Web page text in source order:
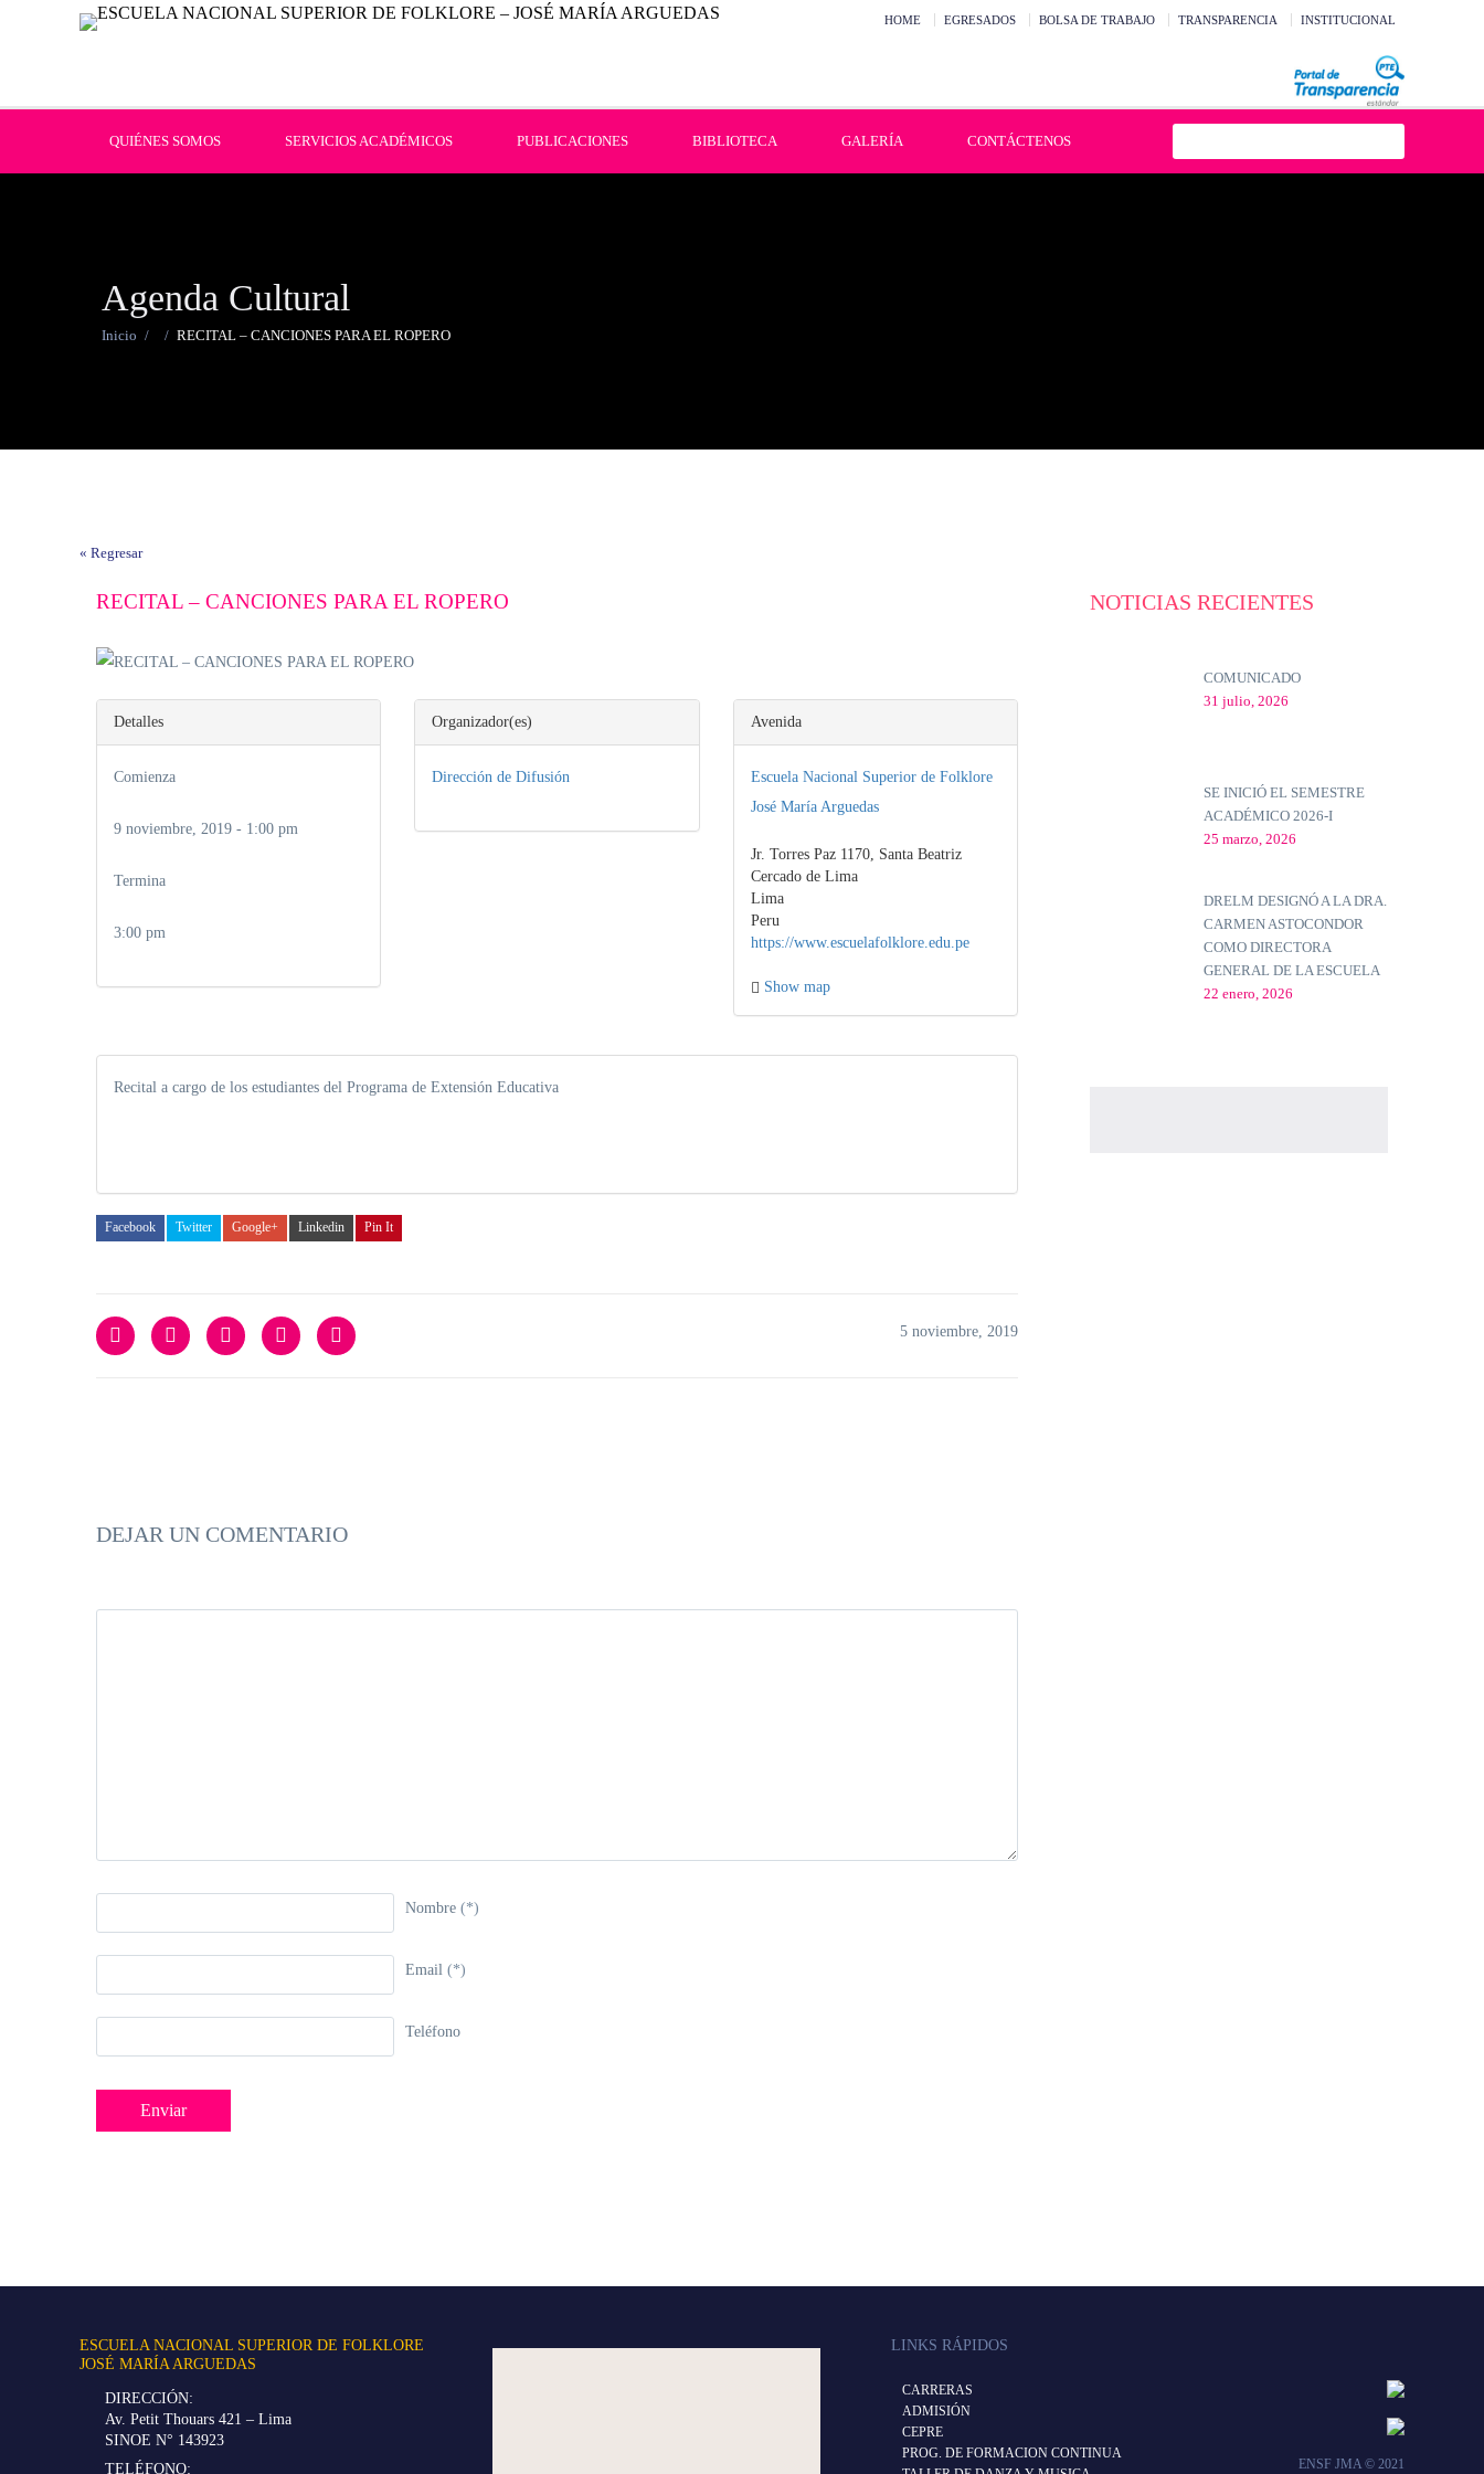
HOME EGRESADOS BOLSA DE TRABAJO TRANSPARENCIA INSTITUCIONAL
QUIÉNES SOMOS SERVICIOS ACADÉMICOS PUBLICACIONES BIBLIOTECA GALERÍA CONTÁCTENOS
Agenda Cultural
Inicio / / RECITAL – CANCIONES PARA EL ROPERO
« Regresar
RECITAL – CANCIONES PARA EL ROPERO
Detalles
Comienza
9 noviembre, 2019 - 1:00 pm
Termina
3:00 pm
Organizador(es)
Dirección de Difusión
Avenida
Escuela Nacional Superior de Folklore
José María Arguedas
Jr. Torres Paz 1170, Santa Beatriz
Cercado de Lima
Lima
Peru
https://www.escuelafolklore.edu.pe
Show map
Recital a cargo de los estudiantes del Programa de Extensión Educativa
Facebook Twitter Google+ Linkedin Pin It
5 noviembre, 2019
DEJAR UN COMENTARIO
Nombre (*)
Email (*)
Teléfono
NOTICIAS RECIENTES
COMUNICADO
31 julio, 2026
SE INICIÓ EL SEMESTRE
ACADÉMICO 2026-I
25 marzo, 2026
DRELM DESIGNÓ A LA DRA.
CARMEN ASTOCONDOR
COMO DIRECTORA
GENERAL DE LA ESCUELA
22 enero, 2026
ESCUELA NACIONAL SUPERIOR DE FOLKLORE
JOSÉ MARÍA ARGUEDAS
DIRECCIÓN:
Av. Petit Thouars 421 – Lima
SINOE N° 143923
TELÉFONO:
LINKS RÁPIDOS
CARRERAS
ADMISIÓN
CEPRE
PROG. DE FORMACION CONTINUA
ENSF JMA © 2021